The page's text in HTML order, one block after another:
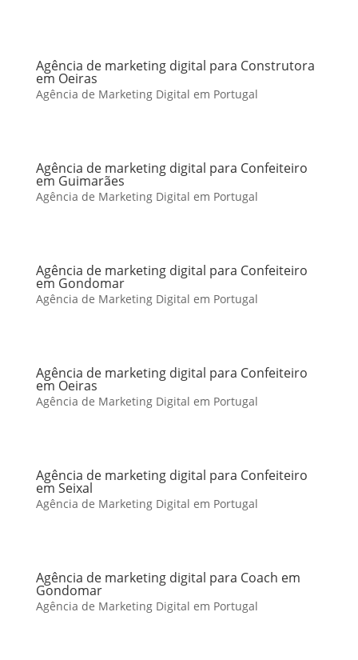
Agência de marketing digital para Construtora
em Oeiras
Agência de Marketing Digital em Portugal
Agência de marketing digital para Confeiteiro
em Guimarães
Agência de Marketing Digital em Portugal
Agência de marketing digital para Confeiteiro
em Gondomar
Agência de Marketing Digital em Portugal
Agência de marketing digital para Confeiteiro
em Oeiras
Agência de Marketing Digital em Portugal
Agência de marketing digital para Confeiteiro
em Seixal
Agência de Marketing Digital em Portugal
Agência de marketing digital para Coach em
Gondomar
Agência de Marketing Digital em Portugal